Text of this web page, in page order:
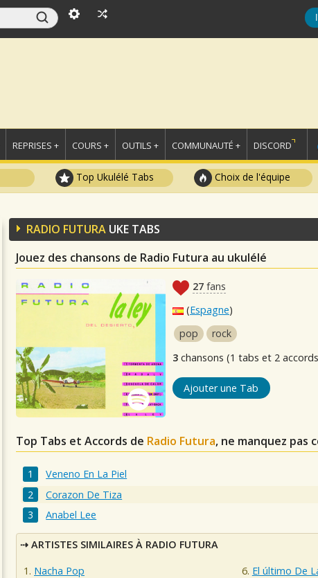
REPRISES + COURS + OUTILS + COMMUNAUTÉ + DISCORD
Top Ukulélé Tabs Choix de l'équipe
RADIO FUTURA UKE TABS
Jouez des chansons de Radio Futura au ukulélé
27 fans
(Espagne)
pop
rock
3 chansons (1 tabs et 2
Ajouter une Tab
Top Tabs et Accords de Radio Futura, ne manquez pas
Veneno En La Piel
Corazon De Tiza
Anabel Lee
ARTISTES SIMILAIRES À RADIO FUTURA
Nacha Pop
El último De